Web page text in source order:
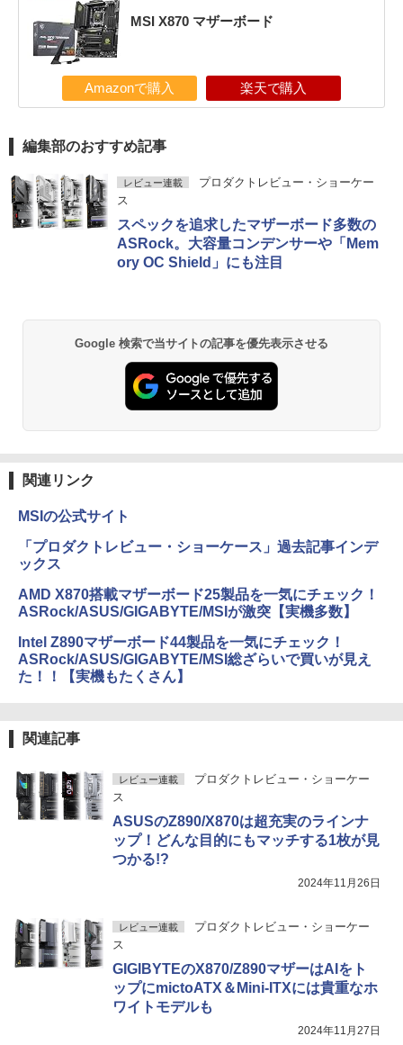
MSI X870 マザーボード
Amazonで購入 楽天で購入
編集部のおすすめ記事
レビュー連載
プロダクトレビュー・ショーケー
ス
スペックを追求したマザーボード多数の
ASRock。大容量コンデンサーや「Mem
ory OC Shield」にも注目
Google 検索で当サイトの記事を優先表示させる
関連リンク
MSIの公式サイト
「プロダクトレビュー・ショーケース」過去記事インデ
ックス
AMD X870搭載マザーボード25製品を一気にチェック！
ASRock/ASUS/GIGABYTE/MSIが激突【実機多数】
Intel Z890マザーボード44製品を一気にチェック！
ASRock/ASUS/GIGABYTE/MSI総ざらいで買いが見え
た！！【実機もたくさん】
関連記事
レビュー連載
プロダクトレビュー・ショーケー
ス
ASUSのZ890/X870は超充実のラインナ
ップ！どんな目的にもマッチする1枚が見
つかる!?
2024年11月26日
レビュー連載
プロダクトレビュー・ショーケー
ス
GIGIBYTEのX870/Z890マザーはAIをト
ップにmictoATX＆Mini-ITXには貴重なホ
ワイトモデルも
2024年11月27日